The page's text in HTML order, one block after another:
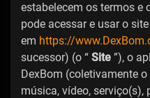
estabelecem os termos e
pode acessar e usar o
em https://
sucessor) (o “ Site ”), o
DexBom (coletivamente
música, vídeo, serviço(s),